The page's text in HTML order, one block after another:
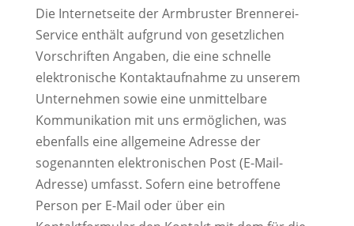
Die Internetseite der Armbruster Brennerei-
Service enthält aufgrund von gesetzlichen
Vorschriften Angaben, die eine schnelle
elektronische Kontaktaufnahme zu unserem
Unternehmen sowie eine unmittelbare
Kommunikation mit uns ermöglichen, was
ebenfalls eine allgemeine Adresse der
sogenannten elektronischen Post (E-Mail-
Adresse) umfasst. Sofern eine betroffene
Person per E-Mail oder über ein